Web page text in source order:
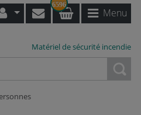
6596
Menu
Matériel de sécurité incendie